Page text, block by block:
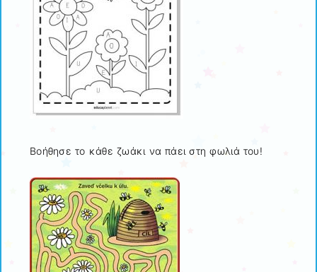
Βοήθησε το κάθε ζωάκι να πάει στη φωλιά του!